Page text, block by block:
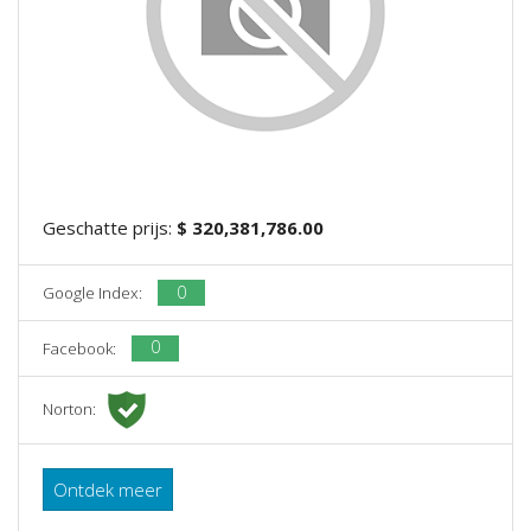
Geschatte prijs: $ 320,381,786.00
Google Index: 0
Facebook: 0
Norton:
Ontdek meer